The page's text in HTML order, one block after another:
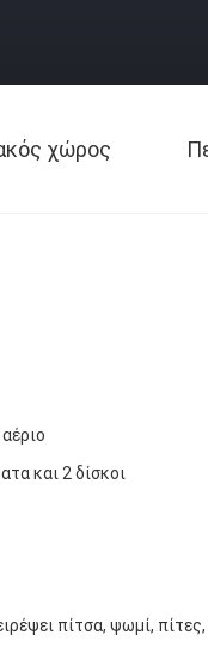
χώρος
και 2 δίσκοι
πίτσα, ψωμί, πίτες,